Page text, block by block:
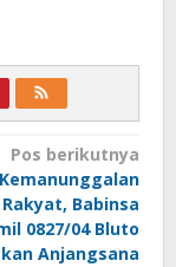
Pos berikutnya
Babinsa
0827/04 Bluto
Anjangsana